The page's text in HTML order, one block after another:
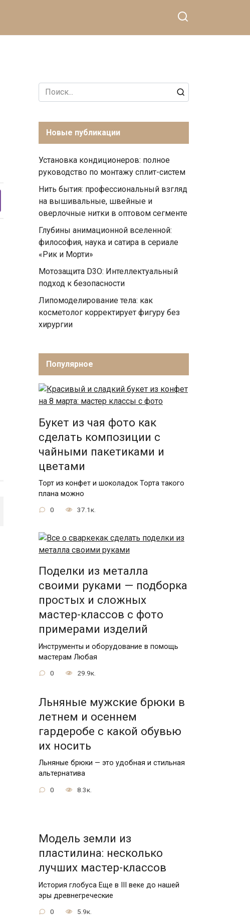
Search
for:
Новые публикации
Установка кондиционеров: полное
руководство по монтажу сплит-систем
Нить бытия: профессиональный взгляд
на вышивальные, швейные и
оверлочные нитки в оптовом сегменте
Глубины анимационной вселенной:
философия, наука и сатира в сериале
«Рик и Морти»
Мотозащита D3O: Интеллектуальный
подход к безопасности
Липомоделирование тела: как
косметолог корректирует фигуру без
хирургии
Популярное
Букет из чая фото как
сделать композиции с
чайными пакетиками и
цветами
Торт из конфет и шоколадок Торта такого
плана можно
0 37.1к.
Поделки из металла
своими руками — подборка
простых и сложных
мастер-классов с фото
примерами изделий
Инструменты и оборудование в помощь
мастерам Любая
0 29.9к.
Льняные мужские брюки в
летнем и осеннем
гардеробе с какой обувью
их носить
Льняные брюки — это удобная и стильная
альтернатива
0 8.3к.
Модель земли из
пластилина: несколько
лучших мастер-классов
История глобуса Еще в III веке до нашей
эры древнегреческие
0 5.9к.